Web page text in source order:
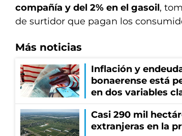
compañía y del 2% en el gasoil,
de surtidor que pagan los
Más noticias
Inflación y
bonaerense está
en dos variables
Casi 290 mil
extranjeras en la